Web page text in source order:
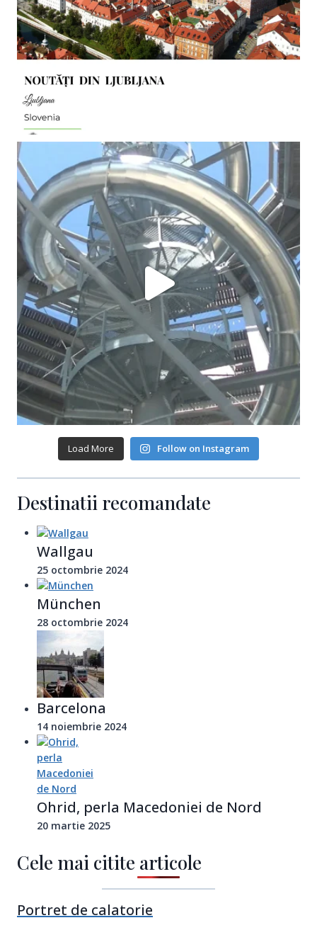
Load More Follow on Instagram
Destinatii recomandate
Wallgau
25 octombrie 2024
München
28 octombrie 2024
Barcelona
14 noiembrie 2024
Ohrid, perla Macedoniei de Nord
20 martie 2025
Cele mai citite articole
Portret de calatorie